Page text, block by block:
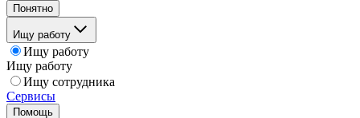
Понятно
Ищу работу
Ищу работу
Ищу работу
Ищу сотрудника
Сервисы
Помощь